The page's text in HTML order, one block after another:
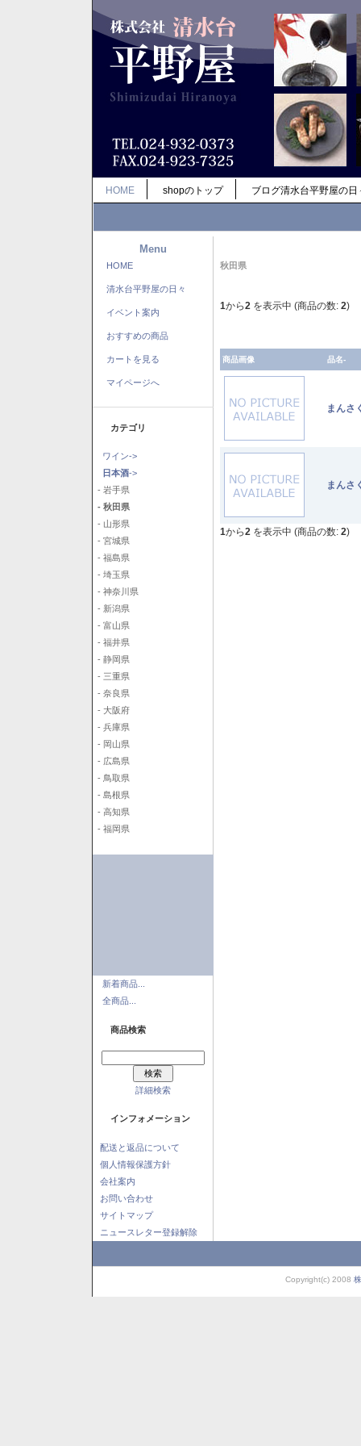
HOME shopのトップ ブログ清水台平野屋の日
Menu
HOME
清水台平野屋の日々
イベント案内
おすすめの商品
カートを見る
マイページへ
カテゴリ
ワイン->
日本酒->
- 岩手県
- 秋田県
- 山形県
- 宮城県
- 福島県
- 埼玉県
- 神奈川県
- 新潟県
- 富山県
- 福井県
- 静岡県
- 三重県
- 奈良県
- 大阪府
- 兵庫県
- 岡山県
- 広島県
- 鳥取県
- 島根県
- 高知県
- 福岡県
新着商品...
全商品...
商品検索
詳細検索
インフォメーション
配送と返品について
個人情報保護方針
会社案内
お問い合わせ
サイトマップ
ニュースレター登録解除
秋田県
1から2 を表示中 (商品の数: 2)
商品画像 品名-
まん
まん
1から2 を表示中 (商品の数: 2)
Copyright(c) 2008